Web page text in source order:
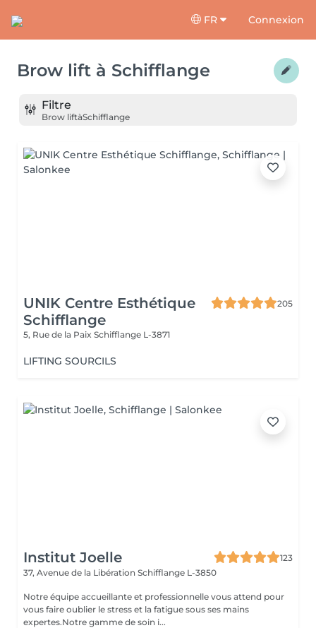
FR Connexion
Brow lift à Schifflange
Filtre
Brow liftàSchifflange
UNIK Centre Esthétique
Schifflange
205
5, Rue de la Paix Schifflange L-3871
LIFTING SOURCILS
Institut Joelle
123
37, Avenue de la Libération Schifflange L-3850
Notre équipe accueillante et professionnelle vous attend pour
vous faire oublier le stress et la fatigue sous ses mains
expertes.Notre gamme de soin i...